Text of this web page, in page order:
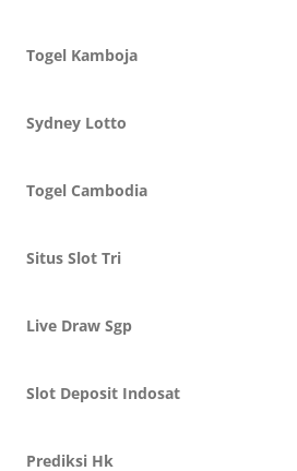
Togel Kamboja
Sydney Lotto
Togel Cambodia
Situs Slot Tri
Live Draw Sgp
Slot Deposit Indosat
Prediksi Hk